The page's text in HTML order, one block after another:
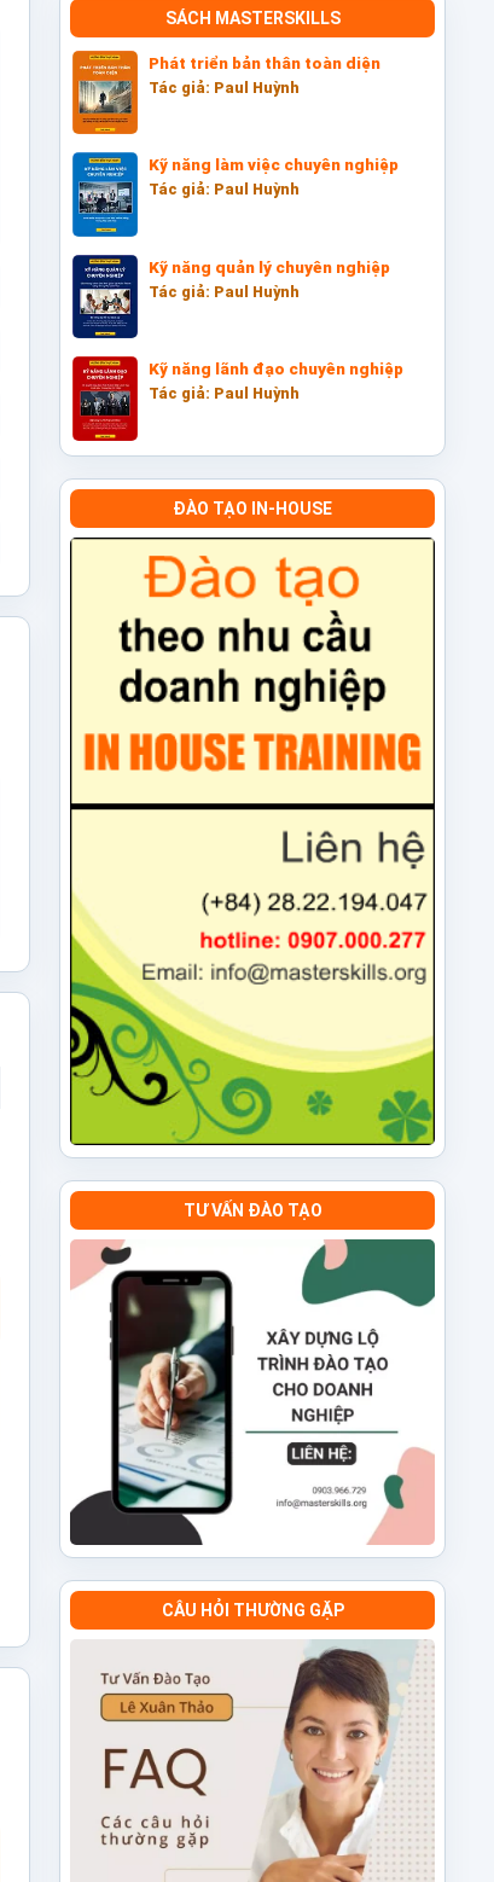
SÁCH MASTERSKILLS
Phát triển bản thân toàn diện
Tác giả: Paul Huỳnh
Kỹ năng làm việc chuyên nghiệp
Tác giả: Paul Huỳnh
Kỹ năng quản lý chuyên nghiệp
Tác giả: Paul Huỳnh
Kỹ năng lãnh đạo chuyên nghiệp
Tác giả: Paul Huỳnh
ĐÀO TẠO IN-HOUSE
TƯ VẤN ĐÀO TẠO
CÂU HỎI THƯỜNG GẶP